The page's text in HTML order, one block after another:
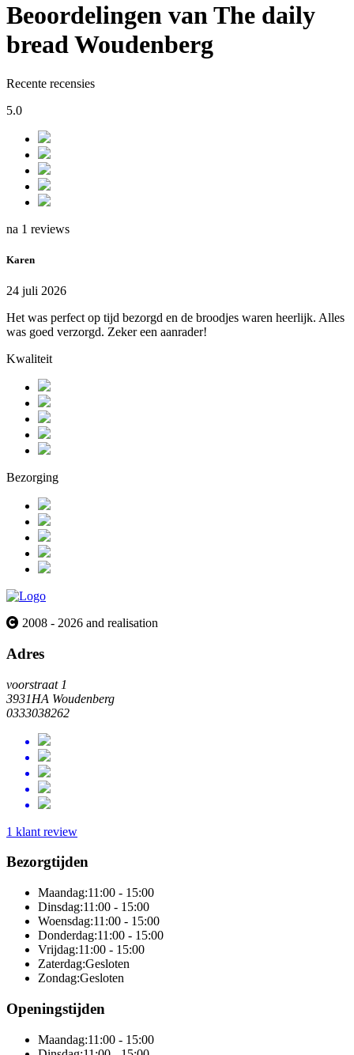
Beoordelingen van The daily
bread Woudenberg
Recente recensies
5.0
na 1 reviews
Karen
24 juli 2026
Het was perfect op tijd bezorgd en de broodjes waren heerlijk. Alles
was goed verzorgd. Zeker een aanrader!
Kwaliteit
Bezorging
2008 - 2026 and realisation
Adres
voorstraat 1
3931HA Woudenberg
0333038262
1 klant review
Bezorgtijden
Maandag:11:00 - 15:00
Dinsdag:11:00 - 15:00
Woensdag:11:00 - 15:00
Donderdag:11:00 - 15:00
Vrijdag:11:00 - 15:00
Zaterdag:Gesloten
Zondag:Gesloten
Openingstijden
Maandag:11:00 - 15:00